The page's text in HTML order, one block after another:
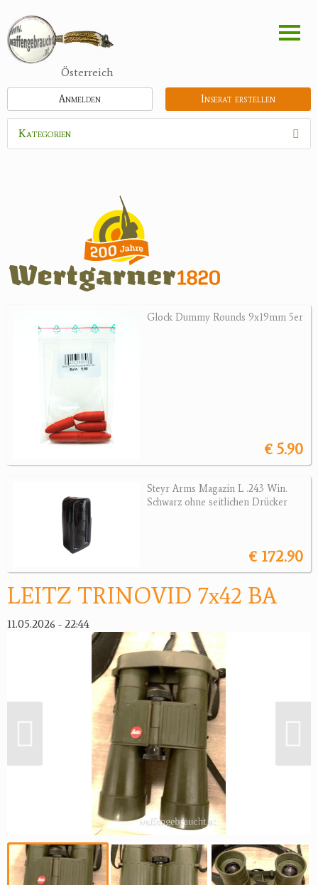
zum
Inhalt
Österreich
Inserat erstellen
Anmelden
Kategorien
Zielfernrohre
Wärmebildgeräte
Sonstiges
Jagdangebote
Bücher, Videos
Reviereinrichtungen
Glock Dummy Rounds 9x19mm 5er
€ 5.90
Steyr Arms Magazin L .243 Win.
Schwarz ohne seitlichen Drücker
€ 172.90
LEITZ TRINOVID 7x42 BA
11.05.2026 - 22:44